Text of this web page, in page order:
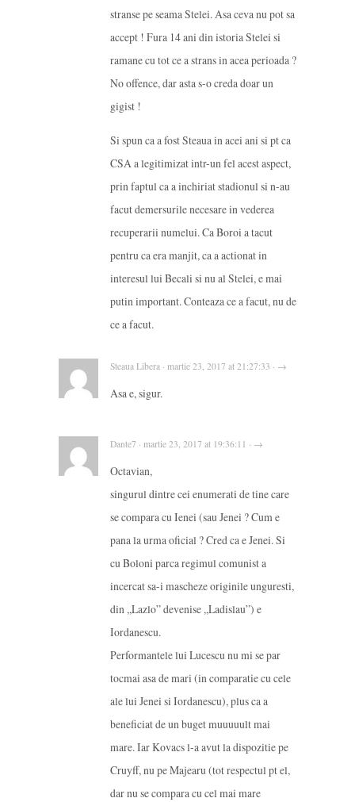
stranse pe seama Stelei. Asa ceva nu pot sa
accept ! Fura 14 ani din istoria Stelei si
ramane cu tot ce a strans in acea perioada ?
No offence, dar asta s-o creda doar un
gigist !
Si spun ca a fost Steaua in acei ani si pt ca
CSA a legitimizat intr-un fel acest aspect,
prin faptul ca a inchiriat stadionul si n-au
facut demersurile necesare in vederea
recuperarii numelui. Ca Boroi a tacut
pentru ca era manjit, ca a actionat in
interesul lui Becali si nu al Stelei, e mai
putin important. Conteaza ce a facut, nu de
ce a facut.
Steaua Libera · martie 23, 2017 at 21:27:33 · →
Asa e, sigur.
Dante7 · martie 23, 2017 at 19:36:11 · →
Octavian,
singurul dintre cei enumerati de tine care
se compara cu Ienei (sau Jenei ? Cum e
pana la urma oficial ? Cred ca e Jenei. Si
cu Boloni parca regimul comunist a
incercat sa-i mascheze originile unguresti,
din ,,Lazlo” devenise ,,Ladislau”) e
Iordanescu.
Performantele lui Lucescu nu mi se par
tocmai asa de mari (in comparatie cu cele
ale lui Jenei si Iordanescu), plus ca a
beneficiat de un buget muuuuult mai
mare. Iar Kovacs l-a avut la dispozitie pe
Cruyff, nu pe Majearu (tot respectul pt el,
dar nu se compara cu cel mai mare